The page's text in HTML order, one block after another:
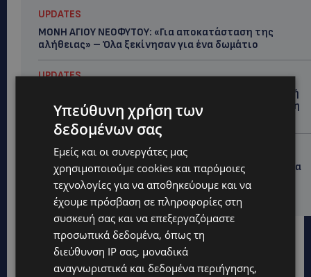
UPDATES
ΜΟΝΗ ΑΓΙΟΥ ΝΕΟΦΥΤΟΥ: «Για αποκατάσταση της
αλήθειας» – Όλα ξεκίνησαν για ένα δωμάτιο
UPDATES
ΘΑ ΣΑΛΠΑΡΟΥΜΕ: Δεν σταματά η θαλάσσια επιβατική
σύνδεση Κύπρου – Ελλάδας το 2027-Πότε θα κριθεί η
συνέχεια από το 2028
UPDATES
ΛΕΩΦΟΡΟΣ ΤΣΕΡΙΟΥ: Άνοιξε ο δρόμος, αλλά άρχισαν τα
παράπονα των πολιτών – «Έγινε σωστά ο
σχεδιασμός;»
Υπεύθυνη χρήση των
δεδομένων σας
Εμείς και οι συνεργάτες μας
χρησιμοποιούμε cookies και παρόμοιες
τεχνολογίες για να αποθηκεύουμε και να
έχουμε πρόσβαση σε πληροφορίες στη
συσκευή σας και να επεξεργαζόμαστε
προσωπικά δεδομένα, όπως τη
διεύθυνση IP σας, μοναδικά
αναγνωριστικά και δεδομένα περιήγησης,